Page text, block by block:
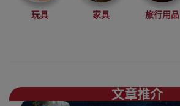
結合自然環保，
玩具 家具 旅行用品
文章推介